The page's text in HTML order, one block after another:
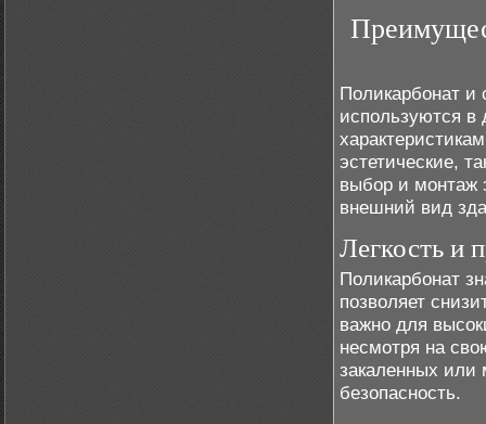
Поликарбонат и
используются в
эстетические,
выбор и монтаж
внешний вид
Легкость и
Поликарбонат
позволяет
важно для
несмотря на
закаленных или
безопасность.